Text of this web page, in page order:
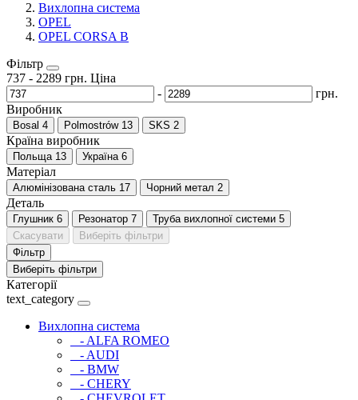
Вихлопна система
OPEL
OPEL CORSA B
Фільтр
737 - 2289 грн. Ціна
-
грн.
Виробник
Bosal 4 Polmostrów 13 SKS 2
Країна виробник
Польща 13 Україна 6
Матеріал
Алюмінізована сталь 17 Чорний метал 2
Деталь
Глушник 6 Резонатор 7 Труба вихлопної системи 5
Скасувати
Виберіть фільтри
Фільтр
Виберіть фільтри
Категорії
text_category
Вихлопна система
- ALFA ROMEO
- AUDI
- BMW
- CHERY